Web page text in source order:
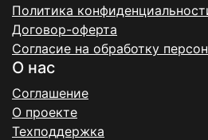
Политика
Договор-оферта
Согласие на обработку
О нас
Соглашение
О проекте
Техподдержка